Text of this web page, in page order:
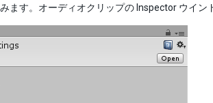
ます。オーディオクリップの Inspector ウイン